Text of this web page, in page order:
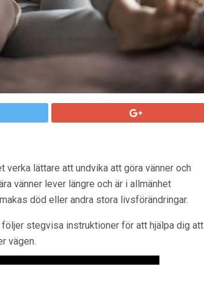
verka lättare att undvika att göra vänner och
vänner lever längre och är i allmänhet
död eller andra stora livsförändringar.
stegvisa instruktioner för att hjälpa dig att
vägen.